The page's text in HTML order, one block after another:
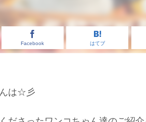
Facebook はてブ
は☆彡